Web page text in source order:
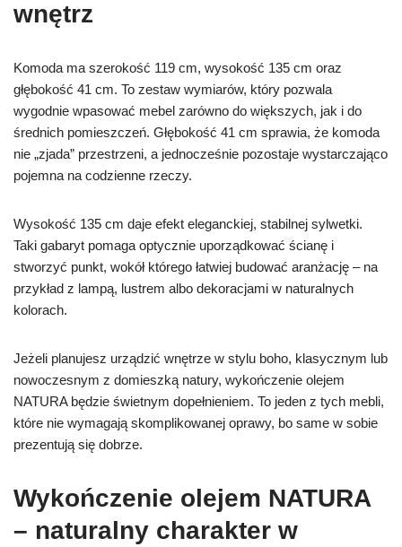
wnętrz
Komoda ma szerokość 119 cm, wysokość 135 cm oraz
głębokość 41 cm. To zestaw wymiarów, który pozwala
wygodnie wpasować mebel zarówno do większych, jak i do
średnich pomieszczeń. Głębokość 41 cm sprawia, że komoda
nie „zjada” przestrzeni, a jednocześnie pozostaje wystarczająco
pojemna na codzienne rzeczy.
Wysokość 135 cm daje efekt eleganckiej, stabilnej sylwetki.
Taki gabaryt pomaga optycznie uporządkować ścianę i
stworzyć punkt, wokół którego łatwiej budować aranżację – na
przykład z lampą, lustrem albo dekoracjami w naturalnych
kolorach.
Jeżeli planujesz urządzić wnętrze w stylu boho, klasycznym lub
nowoczesnym z domieszką natury, wykończenie olejem
NATURA będzie świetnym dopełnieniem. To jeden z tych mebli,
które nie wymagają skomplikowanej oprawy, bo same w sobie
prezentują się dobrze.
Wykończenie olejem NATURA
– naturalny charakter w